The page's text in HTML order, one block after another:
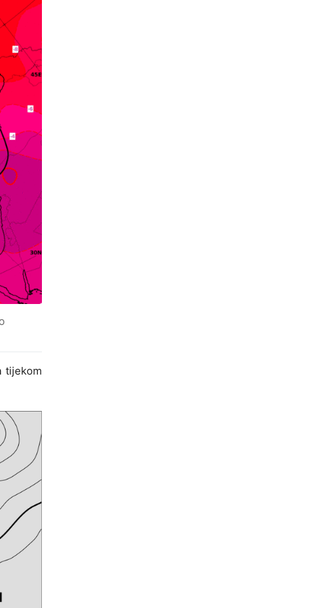
tijekom